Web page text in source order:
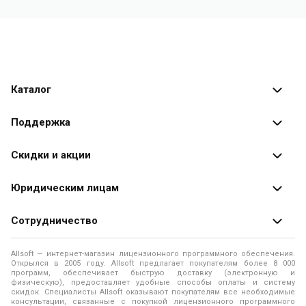
Каталог
Каталог программ
Поддержка
Оплата заказов
Доставка заказа
Помощь
Правила продажи
Политика использования файлов Cookie
Скидки и акции
Специальные
Юридическим лицам
Продажа программ юридическим лицам
О лицензировании программного обеспечения
Программы для компьютера
Контакты
Сотрудничество
О магазине
Адреса и телефоны
Новости
Allsoft — интернет-магазин лицензионного программного обеспечения.
Открылся в 2005 году. Allsoft предлагает покупателям более 8 000
программ, обеспечивает быструю доставку (электронную и
физическую), предоставляет удобные способы оплаты и систему
скидок. Специалисты Allsoft оказывают покупателям все необходимые
консультации, связанные с покупкой лицензионного программного